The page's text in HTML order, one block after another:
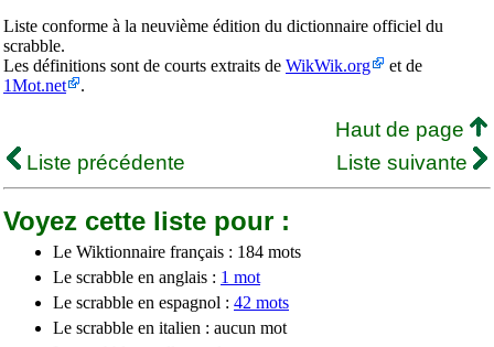
Liste conforme à la neuvième édition du dictionnaire officiel du
scrabble.
Les définitions sont de courts extraits de WikWik.org
et de
1Mot.net
.
Haut de page
Liste précédente
Liste suivante
Voyez cette liste pour :
Le Wiktionnaire français : 184 mots
Le scrabble en anglais : 1 mot
Le scrabble en espagnol : 42 mots
Le scrabble en italien : aucun mot